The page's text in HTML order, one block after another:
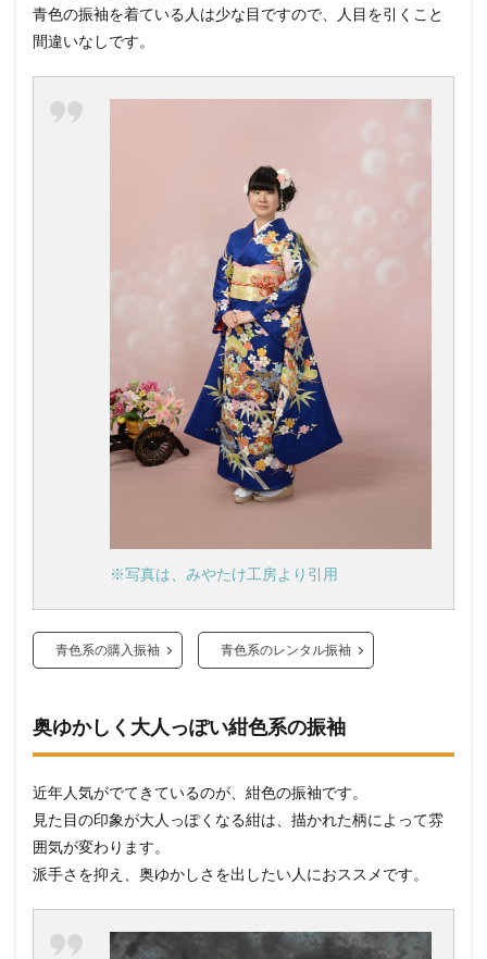
青色の振袖を着ている人は少な目ですので、人目を引くこと
間違いなしです。
※写真は、みやたけ工房より引用
青色系の購入振袖 青色系のレンタル振袖
奥ゆかしく大人っぽい紺色系の振袖
近年人気がでてきているのが、紺色の振袖です。
見た目の印象が大人っぽくなる紺は、描かれた柄によって雰
囲気が変わります。
派手さを抑え、奥ゆかしさを出したい人におススメです。